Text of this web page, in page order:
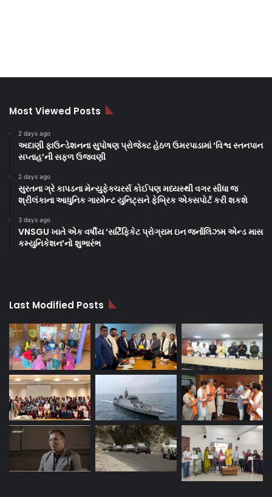
Most Viewed Posts
2 days ago
અદાણી ફાઉન્ડેશનના સુપોષણ પ્રોજેક્ટ હેઠળ ઉમરપાડામાં ‘વિશ્વ સ્તનપાન
સપ્તાહ’ની સફળ ઉજવણી
2 days ago
સુરતના ગ્રે કાપડના મેન્યુફેક્ચરર્સ કોઈપણ મધ્યસ્થી વગર સીધા જ
શ્રીલંકાના આધુનિક ગારમેન્ટ યુનિટ્સને ફેબ્રિક એક્સપોર્ટ કરી શકશે
3 days ago
VNSGU ખાતે એક વર્ષીય ‘સર્ટિફિકેટ પ્રોગ્રામ ઇન જર્નાલિઝમ એન્ડ માસ
કમ્યુનિકેશન’નો શુભારંભ
Last Modified Posts